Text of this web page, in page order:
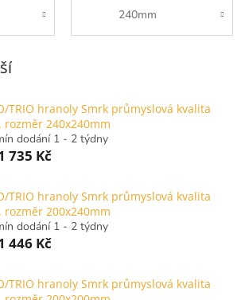
240mm
TRIO hranoly Smrk průmyslová kvalita
rozměr 240x240mm
dodání 1 - 2 týdny
735 Kč
TRIO hranoly Smrk průmyslová kvalita
rozměr 200x240mm
dodání 1 - 2 týdny
446 Kč
TRIO hranoly Smrk průmyslová kvalita